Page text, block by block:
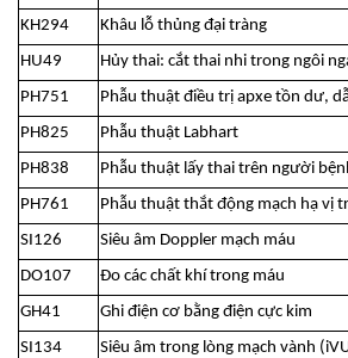
KH294
Khâu lỗ thủng đại tràng
HU49
Hủy thai: cắt thai nhi trong ngôi
PH751
Phẫu thuật điều trị apxe tồn dư,
PH825
Phẫu thuật Labhart
PH838
Phẫu thuật lấy thai trên người
PH761
Phẫu thuật thắt động mạch hạ vị
SI126
Siêu âm Doppler mạch máu
DO107
Đo các chất khí trong máu
GH41
Ghi điện cơ bằng điện cực kim
SI134
Siêu âm trong lòng mạch vành